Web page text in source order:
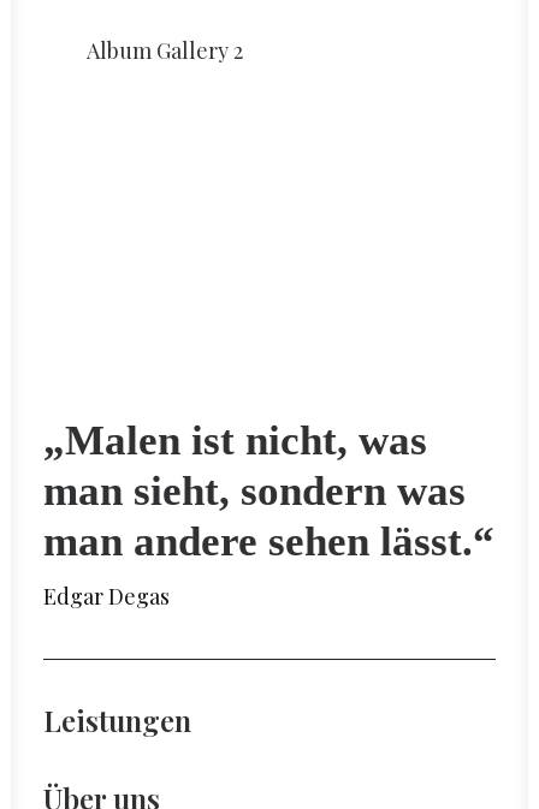
Album Gallery 2
„Malen ist nicht, was
man sieht, sondern was
man andere sehen lässt.“
Edgar Degas
Leistungen
Über uns